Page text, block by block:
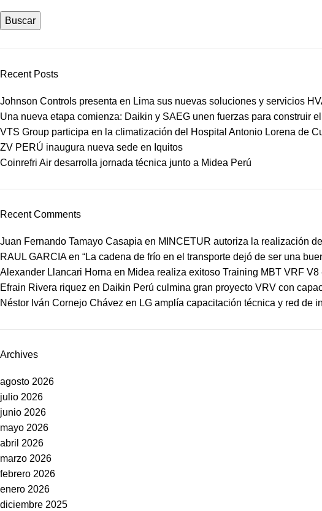
Buscar
Recent Posts
Johnson Controls presenta en Lima sus nuevas soluciones y servicios
Una nueva etapa comienza: Daikin y SAEG unen fuerzas para construir
VTS Group participa en la climatización del Hospital Antonio Lorena de
ZV PERÚ inaugura nueva sede en Iquitos
Coinrefri Air desarrolla jornada técnica junto a Midea Perú
Recent Comments
Juan Fernando Tamayo Casapia en MINCETUR autoriza la realización
RAUL GARCIAen “La cadena de frío en el transporte dejó de ser una
Alexander Llancari Horna en Midea realiza exitoso Training MBT VRF V8
Efrain Rivera riquez en Daikin Perú culmina gran proyecto VRV con
Néstor Iván Cornejo Chávez en LG amplía capacitación técnica y red de
Archives
agosto 2026
julio 2026
junio 2026
mayo 2026
abril 2026
marzo 2026
febrero 2026
enero 2026
diciembre 2025